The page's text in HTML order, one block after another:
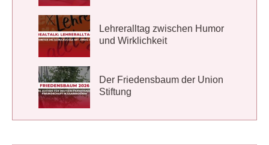
Lehreralltag zwischen Humor
und Wirklichkeit
Der Friedensbaum der Union
Stiftung